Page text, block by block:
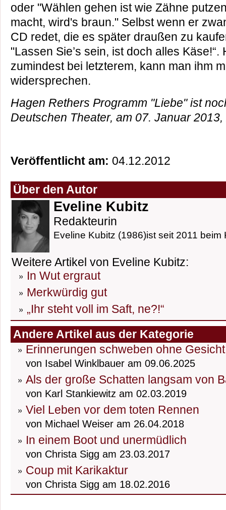
oder "Wählen gehen ist wie Zähne
macht, wird's braun." Selbst wenn er
CD redet, die es später draußen zu
"Lassen Sie’s sein, ist doch alles Käse!“.
zumindest bei letzterem, kann man ihm
widersprechen.
Hagen Rethers Programm "Liebe" ist
Deutschen Theater, am 07. Januar 2013,
Veröffentlicht am: 04.12.2012
Über den Autor
Eveline Kubitz
Redakteurin
Eveline Kubitz (1986)ist seit 2011 beim
Weitere Artikel von Eveline Kubitz:
In Wut ergraut
Merkwürdig gut
„Ihr steht voll im Saft, ne?!“
Andere Artikel aus der Kategorie
Erinnerungen schweben ohne Gesicht
von Isabel Winklbauer am 09.06.2025
Als der große Schatten langsam von
von Karl Stankiewitz am 02.03.2019
Viel Leben vor dem toten Rennen
von Michael Weiser am 26.04.2018
In einem Boot und unermüdlich
von Christa Sigg am 23.03.2017
Coup mit Karikaktur
von Christa Sigg am 18.02.2016